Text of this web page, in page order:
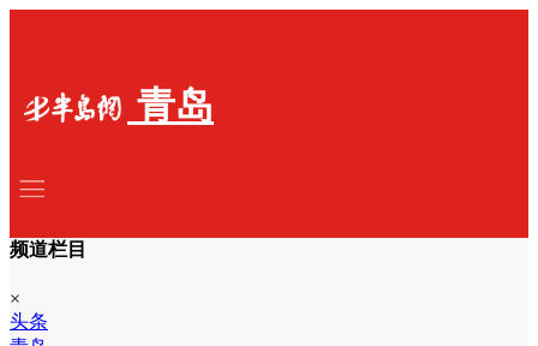
青岛
频道栏目
×
头条